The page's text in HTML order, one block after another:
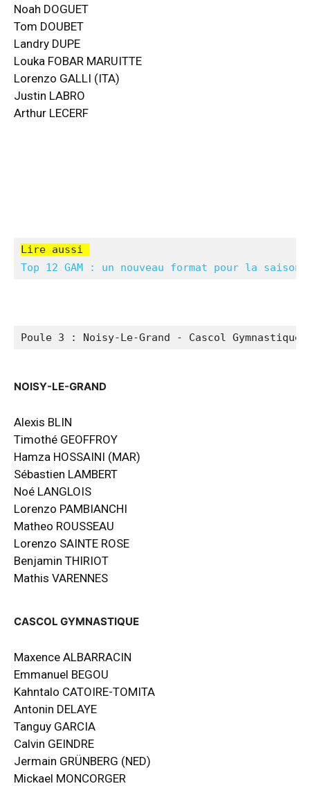
Noah DOGUET
Tom DOUBET
Landry DUPE
Louka FOBAR MARUITTE
Lorenzo GALLI (ITA)
Justin LABRO
Arthur LECERF
Lire aussi
Top 12 GAM : un nouveau format pour la saison
Poule 3 : Noisy-Le-Grand - Cascol Gymnastique
NOISY-LE-GRAND
Alexis BLIN
Timothé GEOFFROY
Hamza HOSSAINI (MAR)
Sébastien LAMBERT
Noé LANGLOIS
Lorenzo PAMBIANCHI
Matheo ROUSSEAU
Lorenzo SAINTE ROSE
Benjamin THIRIOT
Mathis VARENNES
CASCOL GYMNASTIQUE
Maxence ALBARRACIN
Emmanuel BEGOU
Kahntalo CATOIRE-TOMITA
Antonin DELAYE
Tanguy GARCIA
Calvin GEINDRE
Jermain GRÜNBERG (NED)
Mickael MONCORGER